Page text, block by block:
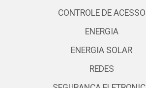
CONTROLE DE ACESSO
ENERGIA
ENERGIA SOLAR
REDES